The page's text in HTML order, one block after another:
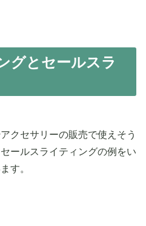
グとセールスラ
クセサリーの販売で使えそう
ールスライティングの例をい
す。